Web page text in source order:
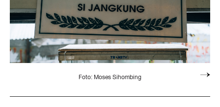
Foto: Moses Sihombing